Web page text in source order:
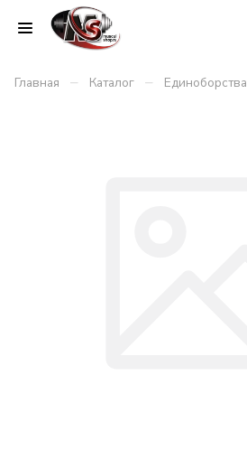
Главная – Каталог – Единоборства